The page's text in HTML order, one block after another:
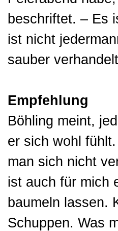
beschriftet. – Es
ist nicht
sauber
Empfehlung
Böhling meint,
er sich wohl
man sich nicht
ist auch für mich
baumeln lassen.
Schuppen. Was